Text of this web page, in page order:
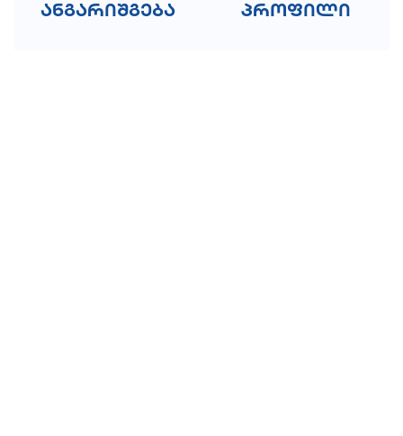
ანგარიშგება პროფილი